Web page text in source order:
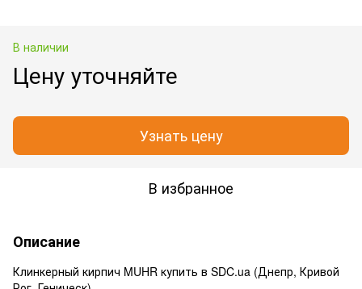
В наличии
Цену уточняйте
Узнать цену
В избранное
Описание
Клинкерный кирпич MUHR купить в SDC.ua (Днепр, Кривой